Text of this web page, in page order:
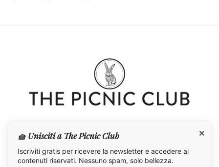
×
🧺 Unisciti a The Picnic Club
Iscriviti gratis per ricevere la newsletter e accedere ai
contenuti riservati. Nessuno spam, solo bellezza.